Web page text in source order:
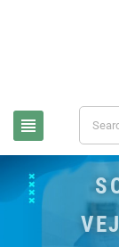
view_headline